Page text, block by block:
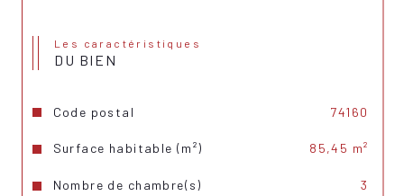
Les caractéristiques
DU BIEN
Code postal 74160
Surface habitable (m²) 85,45 m²
Nombre de chambre(s) 3